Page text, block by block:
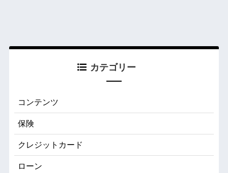
カテゴリー
コンテンツ
保険
クレジットカード
ローン